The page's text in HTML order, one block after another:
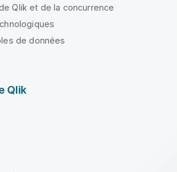
Qlik et de la concurrence
de données
Qlik